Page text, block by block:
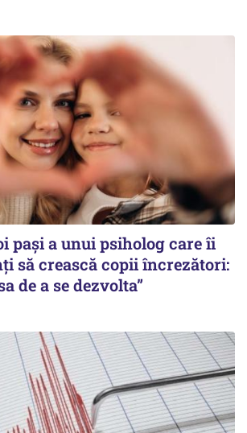
pași a unui psiholog care îi
să crească copii încrezători:
de a se dezvolta”